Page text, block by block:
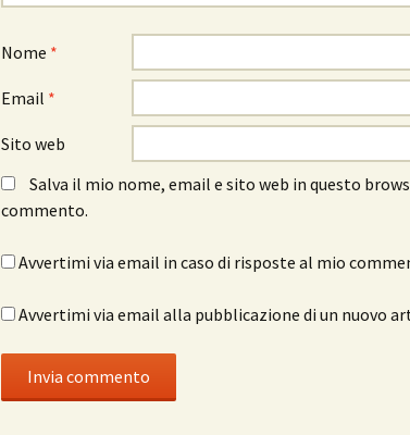
Nome *
Email *
Sito web
Salva il mio nome, email e sito web in questo
commento.
Avvertimi via email in caso di risposte al mio
Avvertimi via email alla pubblicazione di un nuovo